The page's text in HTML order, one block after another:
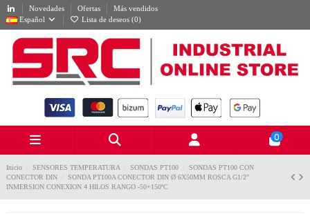
Novedades Ofertas
Más vendidos
Español
Lista de deseos (0)
0
Inicio SENSORES TEMPERATURA SONDAS PT100
SONDAS PT100 CON
CONECTOR DIN
SONDA PT100A CONECTOR DIN Ø 6X50MM ROSCA G1/2"
INMERSION CONEXION 4 HILOS RANGO -50+150ºC